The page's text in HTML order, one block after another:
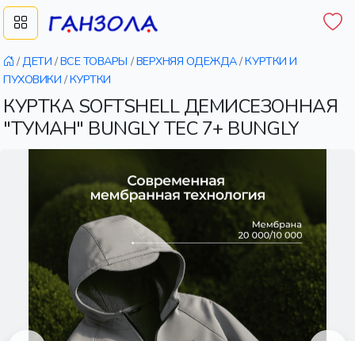
/ДЕТИ /ВСЕ ТОВАРЫ /ВЕРХНЯЯ ОДЕЖДА/КУРТКИ И
ПУХОВИКИ /КУРТКИ
КУРТКА SOFTSHELL ДЕМИСЕЗОННАЯ
"ТУМАН" BUNGLY TEC 7+ BUNGLY